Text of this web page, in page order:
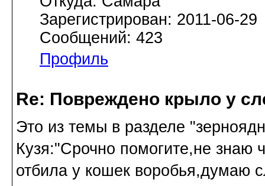
Зарегистрирован: 2011-06-29
Сообщений: 423
Профиль
Re: Повреждено крыло у
Это из темы в разделе
Кузя:"Срочно помогите,не знаю
отбила у кошек воробья,думаю